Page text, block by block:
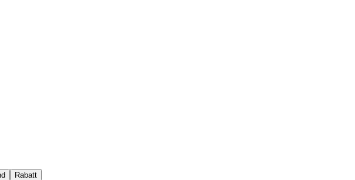
Rabatt